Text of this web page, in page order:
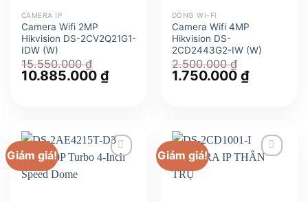
CAMERA IP
Camera Wifi 2MP
Hikvision DS-2CV2Q21G1-
IDW (W)
15.550.000₫
Giá
gốc
10.885.000 ₫Giá
hiện
DÒNG WI-FI
Camera Wifi 4MP
Hikvision DS-
2CD2443G2-IW (W)
2.500.000₫
Giá
gốc
1.750.000 ₫Giá
hiện
Giảm giá! Giảm giá!